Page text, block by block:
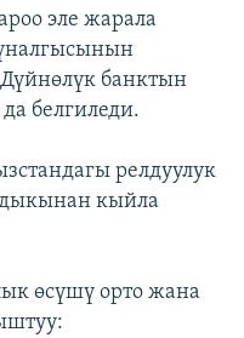
эле жарала
банктын
да белгиледи.
релдуулук
кыйла
өсүшү орто жана